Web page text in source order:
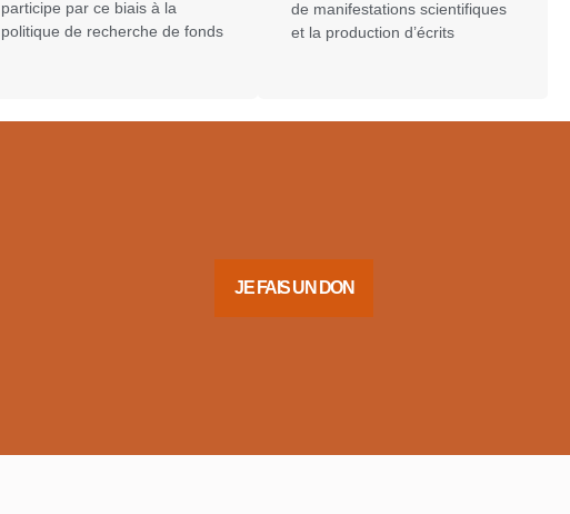
participe par ce biais à la
politique de recherche de fonds
de manifestations scientifiques
et la production d’écrits
JE FAIS UN DON